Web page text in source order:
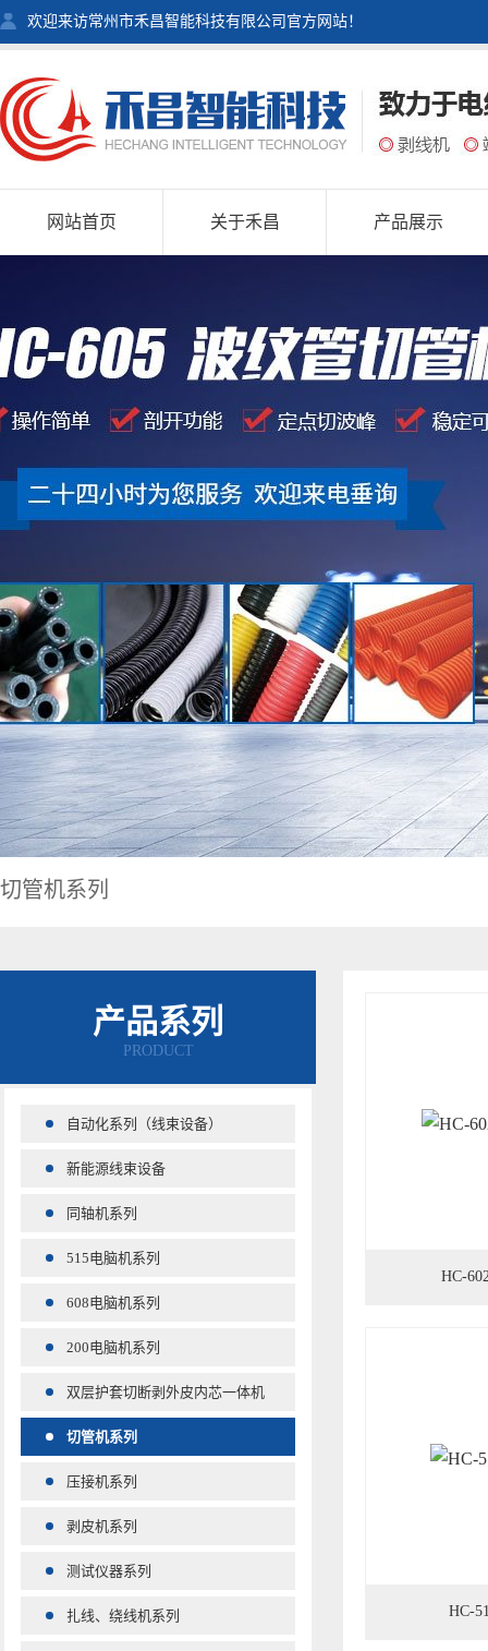
欢迎来访常州市禾昌智能科技有限公司官方网站！
网站首页 关于禾昌 产品展示
切管机系列
产品系列
PRODUCT
自动化系列（线束设备）
新能源线束设备
同轴机系列
515电脑机系列
608电脑机系列
200电脑机系列
双层护套切断剥外皮内芯一体机
切管机系列
压接机系列
剥皮机系列
测试仪器系列
扎线、绕线机系列
HC-
HC-